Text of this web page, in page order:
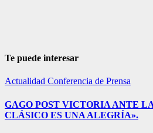
Te puede interesar
Actualidad Conferencia de Prensa
GAGO POST VICTORIA ANTE
CLÁSICO ES UNA ALEGRÍA».